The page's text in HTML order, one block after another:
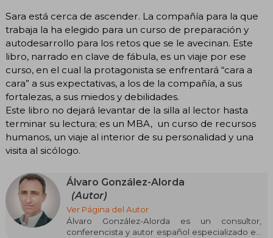
Sara está cerca de ascender. La compañía para la que
trabaja la ha elegido para un curso de preparación y
autodesarrollo para los retos que se le avecinan. Este
libro, narrado en clave de fábula, es un viaje por ese
curso, en el cual la protagonista se enfrentará “cara a
cara” a sus expectativas, a los de la compañía, a sus
fortalezas, a sus miedos y debilidades.
Este libro no dejará levantar de la silla al lector hasta
terminar su lectura; es un MBA, un curso de recursos
humanos, un viaje al interior de su personalidad y una
visita al sicólogo.
Álvaro González-Alorda
(Autor)
Ver Página del Autor
Álvaro González-Alorda es un consultor,
conferencista y autor español especializado en